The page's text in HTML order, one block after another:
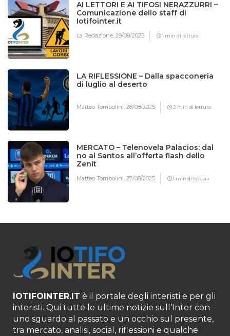
AI LETTORI E AI TIFOSI NERAZZURRI –
Comunicazione dello staff di
Iotifointer.it
La Redazione,29/08/2025 1 min di lettura
LA RIFLESSIONE – Dalla spacconeria
di luglio al deserto
Matteo Tombolini,28/08/2025 2 min di lettura
MERCATO – Telenovela Palacios: dal
no al Santos all’offerta flash dello
Zenit
Matteo Tombolini,27/08/2025 1 min di lettura
IOTIFOINTER.IT è il portale degli interisti e per gli
interisti. Qui tutte le ultime notizie sull’Inter con
uno sguardo al passato e un occhio sul presente,
tra mercato, analisi, social, riflessioni e qualche